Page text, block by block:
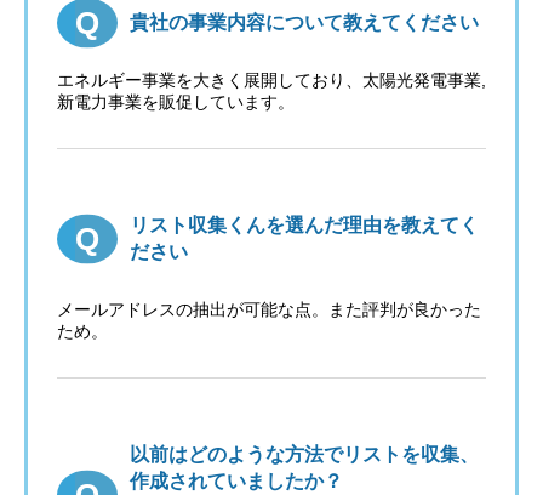
貴社の事業内容について教えてください
エネルギー事業を大きく展開しており、太陽光発電事業,
新電力事業を販促しています。
リスト収集くんを選んだ理由を教えてく
ださい
メールアドレスの抽出が可能な点。また評判が良かった
ため。
以前はどのような方法でリストを収集、
作成されていましたか？